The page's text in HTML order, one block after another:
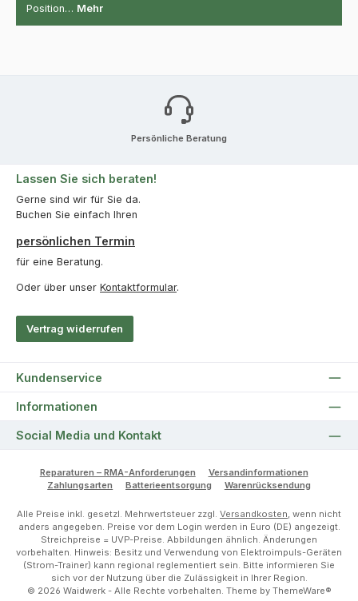
Position… Mehr
Persönliche Beratung
Lassen Sie sich beraten!
Gerne sind wir für Sie da.
Buchen Sie einfach Ihren
persönlichen Termin
für eine Beratung.
Oder über unser Kontaktformular.
Vertrag widerrufen
Kundenservice
Informationen
Social Media und Kontakt
Reparaturen – RMA-Anforderungen
Versandinformationen
Zahlungsarten
Batterieentsorgung Warenrücksendung
Alle Preise inkl. gesetzl. Mehrwertsteuer zzgl. Versandkosten, wenn nicht
anders angegeben. Preise vor dem Login werden in Euro (DE) angezeigt.
Streichpreise = UVP-Preise. Abbildungen ähnlich. Änderungen
vorbehalten. Hinweis: Besitz und Verwendung von Elektroimpuls-Geräten
(Strom-Trainer) kann regional reglementiert sein. Bitte informieren Sie
sich vor der Nutzung über die Zulässigkeit in Ihrer Region.
© 2026 Waidwerk - Alle Rechte vorbehalten. Theme by ThemeWare®